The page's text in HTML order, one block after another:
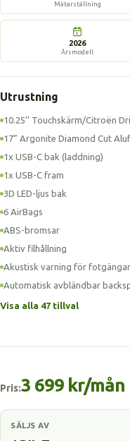
Mätarställning
2026
Årsmodell
Utrustning
10.25’’ Touchskärm/Citroën
17” Argonite Diamond Cut
1x USB-C bak (laddning)
1x USB-C fram
3D LED-ljus bak
6 AirBags
ABS-bromsar
Aktiv filhållning
Akustisk varning för
Automatisk avbländbar
Visa alla 47 tillval
Pris:3 699 kr/mån
SÄLJS AV